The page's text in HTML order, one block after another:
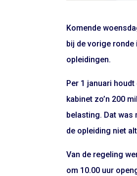
Komende
bij de vorige
opleidingen.
Per 1 januari
kabinet zo’n 200
belasting. Dat was
de opleiding niet
Van de regeling
om 10.00 uur